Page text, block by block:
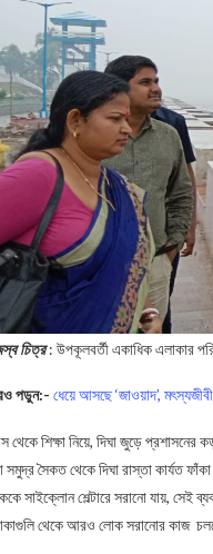
চিত্র: উপকূলবর্তী একাধিক এলাকার
পড়ুন:- ধেয়ে আসছে ‘জাওয়াদ’,
থেকে শিক্ষা নিয়ে, দিঘা জুড়ে প্রশাসনের
সমুদ্র সৈকত থেকে দিঘা রাস্তা কার্যত
সাইক্লোন শেল্টারে সরানো যায়, সেই
থেকে আরও লোক সরানোর কাজ